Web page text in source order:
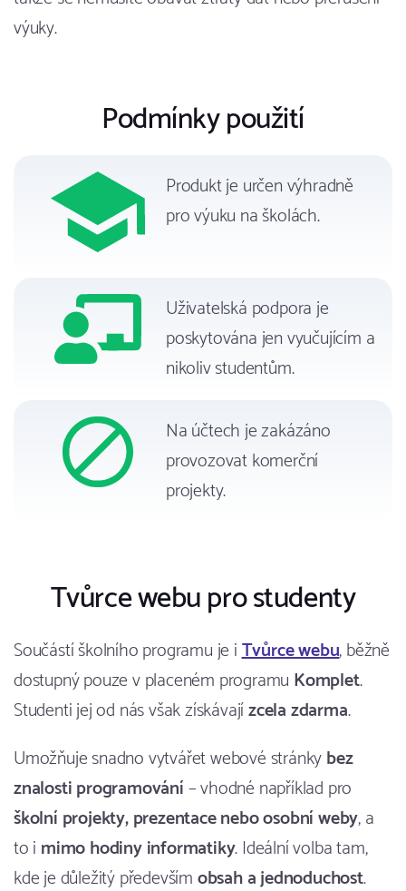
výuky.
Podmínky použití
Produkt je určen výhradně
pro výuku na školách.
Uživatelská podpora je
poskytována jen vyučujícím a
nikoliv studentům.
Na účtech je zakázáno
provozovat komerční
projekty.
Tvůrce webu pro studenty
Součástí školního programu je iTvůrce webu, běžně
dostupný pouze v placeném programu Komplet.
Studenti jej od nás však získávajízcela zdarma.
Umožňuje snadno vytvářet webové stránkybez
znalosti programování– vhodné například pro
školní projekty, prezentace nebo osobní weby, a
to i mimo hodiny informatiky. Ideální volba tam,
kde je důležitý předevšímobsah a jednoduchost.